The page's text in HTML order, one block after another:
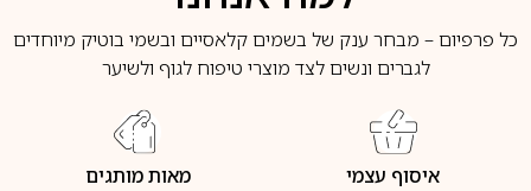
כל פרפיום – מבחר ענק של בשמים קלאסיים ובשמי בוטיק מיוחדים
לגברים ונשים לצד מוצרי טיפוח לגוף ולשיער
איסוף עצמי מאות מותגים